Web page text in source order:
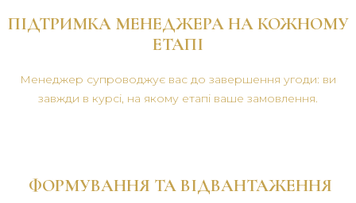
ПІДТРИМКА МЕНЕДЖЕРА НА КОЖНОМУ
ЕТАПІ
Менеджер супроводжує вас до завершення угоди: ви
завжди в курсі, на якому етапі ваше замовлення.
ФОРМУВАННЯ ТА ВІДВАНТАЖЕННЯ